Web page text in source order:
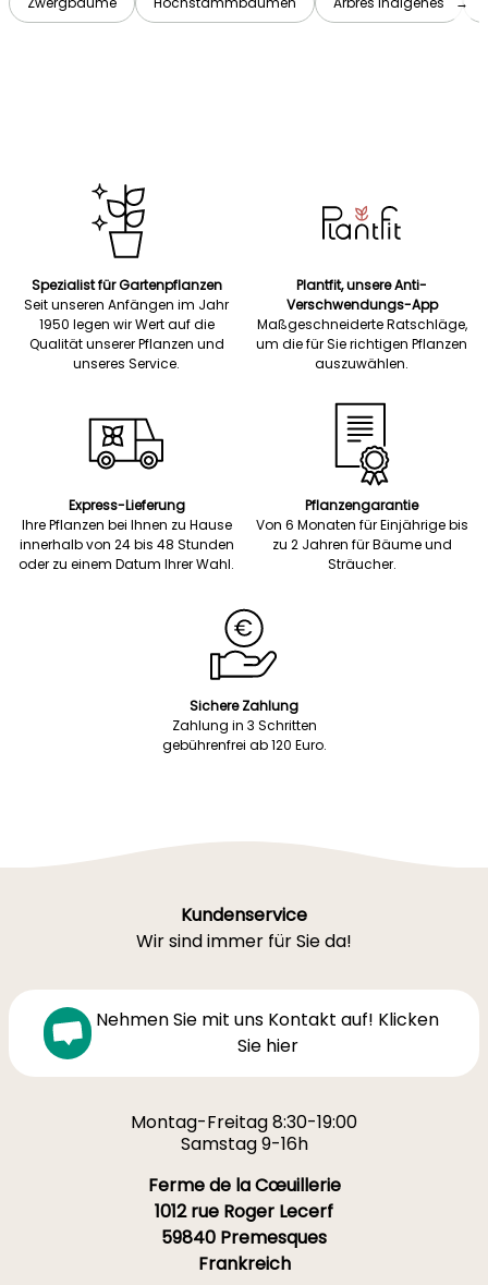
Spezialist für Gartenpflanzen
Seit unseren Anfängen im Jahr
1950 legen wir Wert auf die
Qualität unserer Pflanzen und
unseres Service.
Plantfit, unsere Anti-
Verschwendungs-App
Maßgeschneiderte Ratschläge,
um die für Sie richtigen Pflanzen
auszuwählen.
Express-Lieferung
Ihre Pflanzen bei Ihnen zu Hause
innerhalb von 24 bis 48 Stunden
oder zu einem Datum Ihrer Wahl.
Pflanzengarantie
Von 6 Monaten für Einjährige bis
zu 2 Jahren für Bäume und
Sträucher.
Sichere Zahlung
Zahlung in 3 Schritten
gebührenfrei ab 120 Euro.
Kundenservice
Wir sind immer für Sie da!
Nehmen Sie mit uns Kontakt auf! Klicken
Sie hier
Montag-Freitag 8:30-19:00
Samstag 9-16h
Ferme de la Cœuillerie
1012 rue Roger Lecerf
59840 Premesques
Frankreich